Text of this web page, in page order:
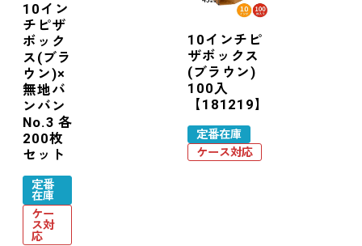
10イン
チピザ
ボック
ス(ブラ
ウン)×
無地バ
ンバン
No.3 各
200枚
セット
定番
在庫
ケー
ス対
応
10インチピ
ザボックス
(ブラウン)
100入
【181219】
定番在庫
ケース対応